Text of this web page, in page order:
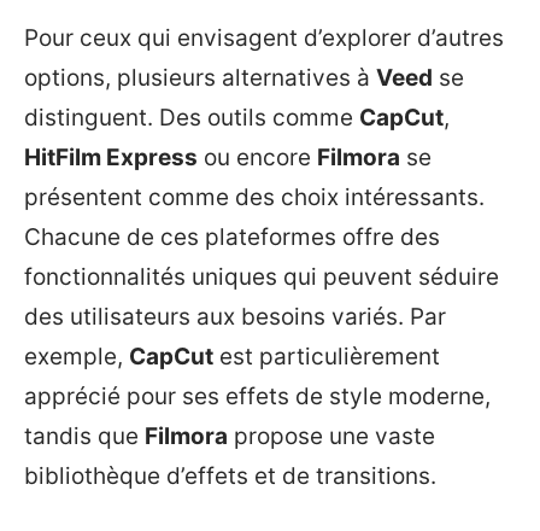
Pour ceux qui envisagent d’explorer d’autres
options, plusieurs alternatives à Veed se
distinguent. Des outils comme CapCut,
HitFilm Express ou encore Filmora se
présentent comme des choix intéressants.
Chacune de ces plateformes offre des
fonctionnalités uniques qui peuvent séduire
des utilisateurs aux besoins variés. Par
exemple, CapCut est particulièrement
apprécié pour ses effets de style moderne,
tandis que Filmora propose une vaste
bibliothèque d’effets et de transitions.